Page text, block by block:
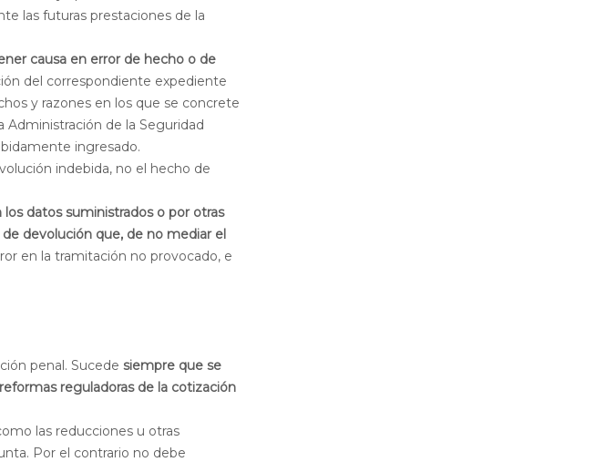
las futuras prestaciones de la
causa en error de hecho o de
del correspondiente expediente
y razones en los que se concrete
Administración de la Seguridad
ingresado.
indebida, no el hecho de
datos suministrados o por otras
devolución que, de no mediar el
en la tramitación no provocado, e
penal. Sucede siempre que se
reguladoras de la cotización
las reducciones u otras
Por el contrario no debe